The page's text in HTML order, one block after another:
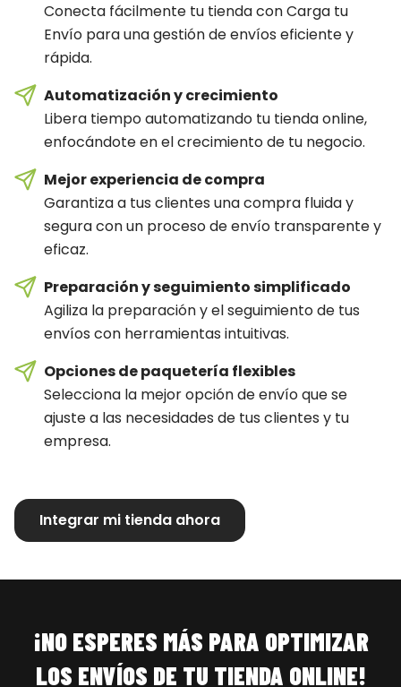
Conecta fácilmente tu tienda con Carga tu
Envío para una gestión de envíos eficiente y
rápida.
Automatización y crecimiento
Libera tiempo automatizando tu tienda online,
enfocándote en el crecimiento de tu negocio.
Mejor experiencia de compra
Garantiza a tus clientes una compra fluida y
segura con un proceso de envío transparente y
eficaz.
Preparación y seguimiento simplificado
Agiliza la preparación y el seguimiento de tus
envíos con herramientas intuitivas.
Opciones de paquetería flexibles
Selecciona la mejor opción de envío que se
ajuste a las necesidades de tus clientes y tu
empresa.
Integrar mi tienda ahora
¡NO ESPERES MÁS PARA OPTIMIZAR
LOS ENVÍOS DE TU TIENDA ONLINE!